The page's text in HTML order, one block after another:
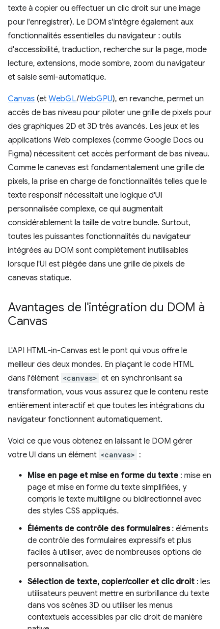
texte à copier ou effectuer un clic droit sur une image
pour l'enregistrer). Le DOM s'intègre également aux
fonctionnalités essentielles du navigateur : outils
d'accessibilité, traduction, recherche sur la page, mode
lecture, extensions, mode sombre, zoom du navigateur
et saisie semi-automatique.
Canvas (et WebGL/WebGPU), en revanche, permet un
accès de bas niveau pour piloter une grille de pixels pour
des graphiques 2D et 3D très avancés. Les jeux et les
applications Web complexes (comme Google Docs ou
Figma) nécessitent cet accès performant de bas niveau.
Comme le canevas est fondamentalement une grille de
pixels, la prise en charge de fonctionnalités telles que le
texte responsif nécessitait une logique d'UI
personnalisée complexe, ce qui augmentait
considérablement la taille de votre bundle. Surtout,
toutes les puissantes fonctionnalités du navigateur
intégrées au DOM sont complètement inutilisables
lorsque l'UI est piégée dans une grille de pixels de
canevas statique.
Avantages de l'intégration du DOM à
Canvas
L'API HTML-in-Canvas est le pont qui vous offre le
meilleur des deux mondes. En plaçant le code HTML
dans l'élément <canvas> et en synchronisant sa
transformation, vous vous assurez que le contenu reste
entièrement interactif et que toutes les intégrations du
navigateur fonctionnent automatiquement.
Voici ce que vous obtenez en laissant le DOM gérer
votre UI dans un élément <canvas> :
Mise en page et mise en forme du texte : mise en
page et mise en forme du texte simplifiées, y
compris le texte multiligne ou bidirectionnel avec
des styles CSS appliqués.
Éléments de contrôle des formulaires: éléments
de contrôle des formulaires expressifs et plus
faciles à utiliser, avec de nombreuses options de
personnalisation.
Sélection de texte, copier/coller et clic droit : les
utilisateurs peuvent mettre en surbrillance du texte
dans vos scènes 3D ou utiliser les menus
contextuels accessibles par clic droit de manière